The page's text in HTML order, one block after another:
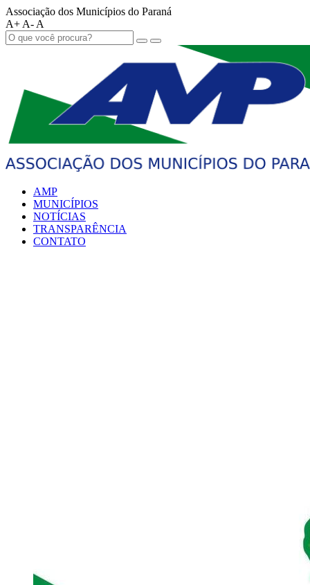
Associação dos Municípios do Paraná
A+ A- A
AMP
MUNICÍPIOS
NOTÍCIAS
TRANSPARÊNCIA
CONTATO